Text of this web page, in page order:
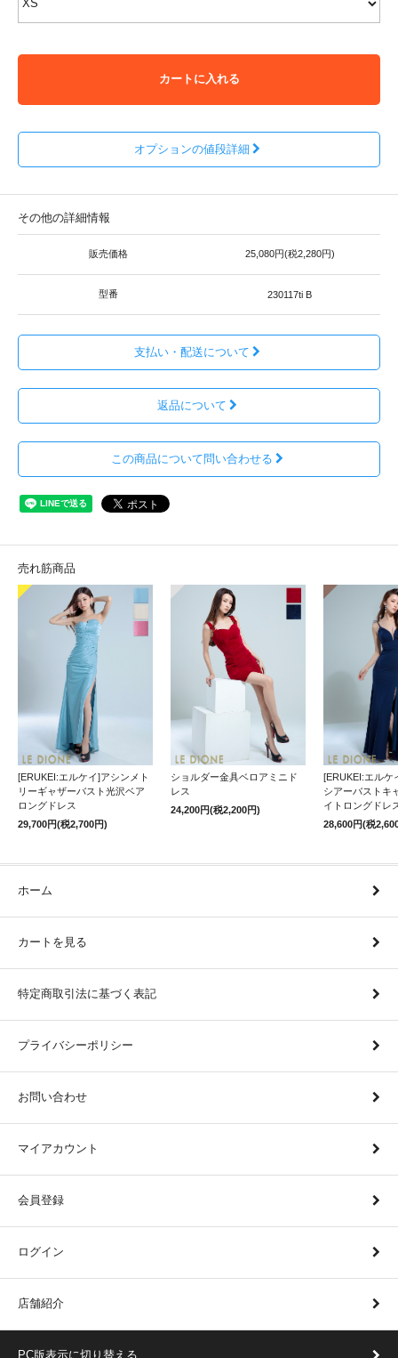
カートに入れる
オプションの値段詳細
その他の詳細情報
販売価格 25,080円(税2,280円)
型番 230117ti B
支払い・配送について
返品について
この商品について問い合わせる
売れ筋商品
[ERUKEI:エルケイ]アシンメト
リーギャザーバスト光沢ベア
ロングドレス
29,700円(税2,700円)
ショルダー金具ベロアミニド
レス
24,200円(税2,200円)
[ERUKEI:エルケ
シアーバストキ
イトロングドレ
28,600円(税
ホーム
カートを見る
特定商取引法に基づく表記
プライバシーポリシー
お問い合わせ
マイアカウント
会員登録
ログイン
店舗紹介
PC版表示に切り替える